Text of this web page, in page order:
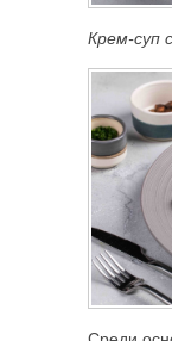
Крем-суп